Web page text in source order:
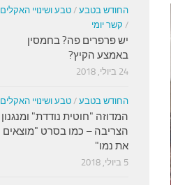
החודש בטבע / טבע ושינויי האקלים
/ קשר יומי
יש פרפרים פה? בחמסין
באמצע הקיץ?
24 ביולי, 2018
החודש בטבע / טבע ושינויי האקלים
המדוזה "חוטית נודדת" ומנגנון
הצריבה – כמו בסרט "מוצאים
את נמו"
5 ביולי, 2018